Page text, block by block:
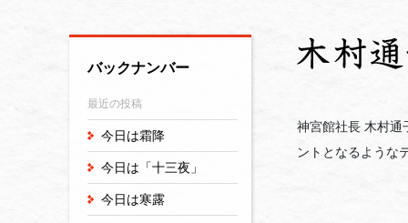
バックナンバー
最近の投稿
今日は霜降
今日は「十三夜」
今日は寒露
神宮館社長 木村通
ントとなるような